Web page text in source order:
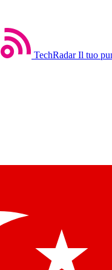
TechRadar Il tuo